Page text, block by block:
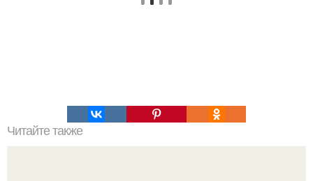
Читайте также